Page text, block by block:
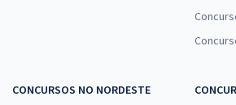
CONCURSOS NO NORDESTE